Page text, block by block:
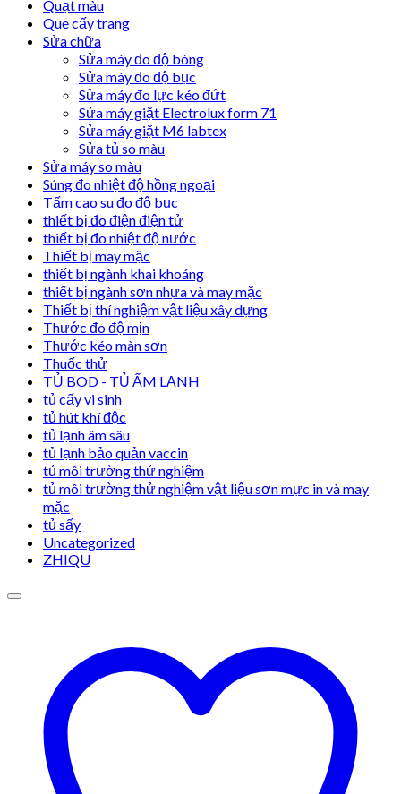
Quạt màu
Que cấy trang
Sửa chữa
Sửa máy đo độ bóng
Sửa máy đo độ bục
Sửa máy đo lực kéo đứt
Sửa máy giặt Electrolux form 71
Sửa máy giặt M6 labtex
Sửa tủ so màu
Sửa máy so màu
Súng đo nhiệt độ hồng ngoại
Tấm cao su đo độ bục
thiết bị đo điện điện tử
thiết bị đo nhiệt độ nước
Thiết bị may mặc
thiết bị ngành khai khoáng
thiết bị ngành sơn nhựa và may mặc
Thiết bị thí nghiệm vật liệu xây dựng
Thước đo độ mịn
Thước kéo màn sơn
Thuốc thử
TỦ BOD - TỦ ẤM LẠNH
tủ cấy vi sinh
tủ hút khí độc
tủ lạnh âm sâu
tủ lạnh bảo quản vaccin
tủ môi trường thử nghiệm
tủ môi trường thử nghiệm vật liệu sơn mực in và may
mặc
tủ sấy
Uncategorized
ZHIQU